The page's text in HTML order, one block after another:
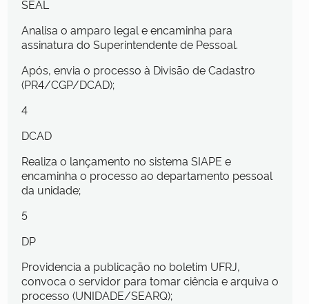
SEAL
Analisa o amparo legal e encaminha para
assinatura do Superintendente de Pessoal.
Após, envia o processo à Divisão de Cadastro
(PR4/CGP/DCAD);
4
DCAD
Realiza o lançamento no sistema SIAPE e
encaminha o processo ao departamento pessoal
da unidade;
5
DP
Providencia a publicação no boletim UFRJ,
convoca o servidor para tomar ciência e arquiva o
processo (UNIDADE/SEARQ);